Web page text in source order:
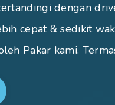
dengan
cepat & sedikit
Pakar kami.